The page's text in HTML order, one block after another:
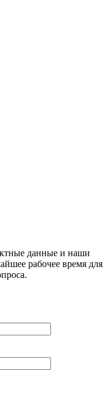
данные и наши
рабочее время для